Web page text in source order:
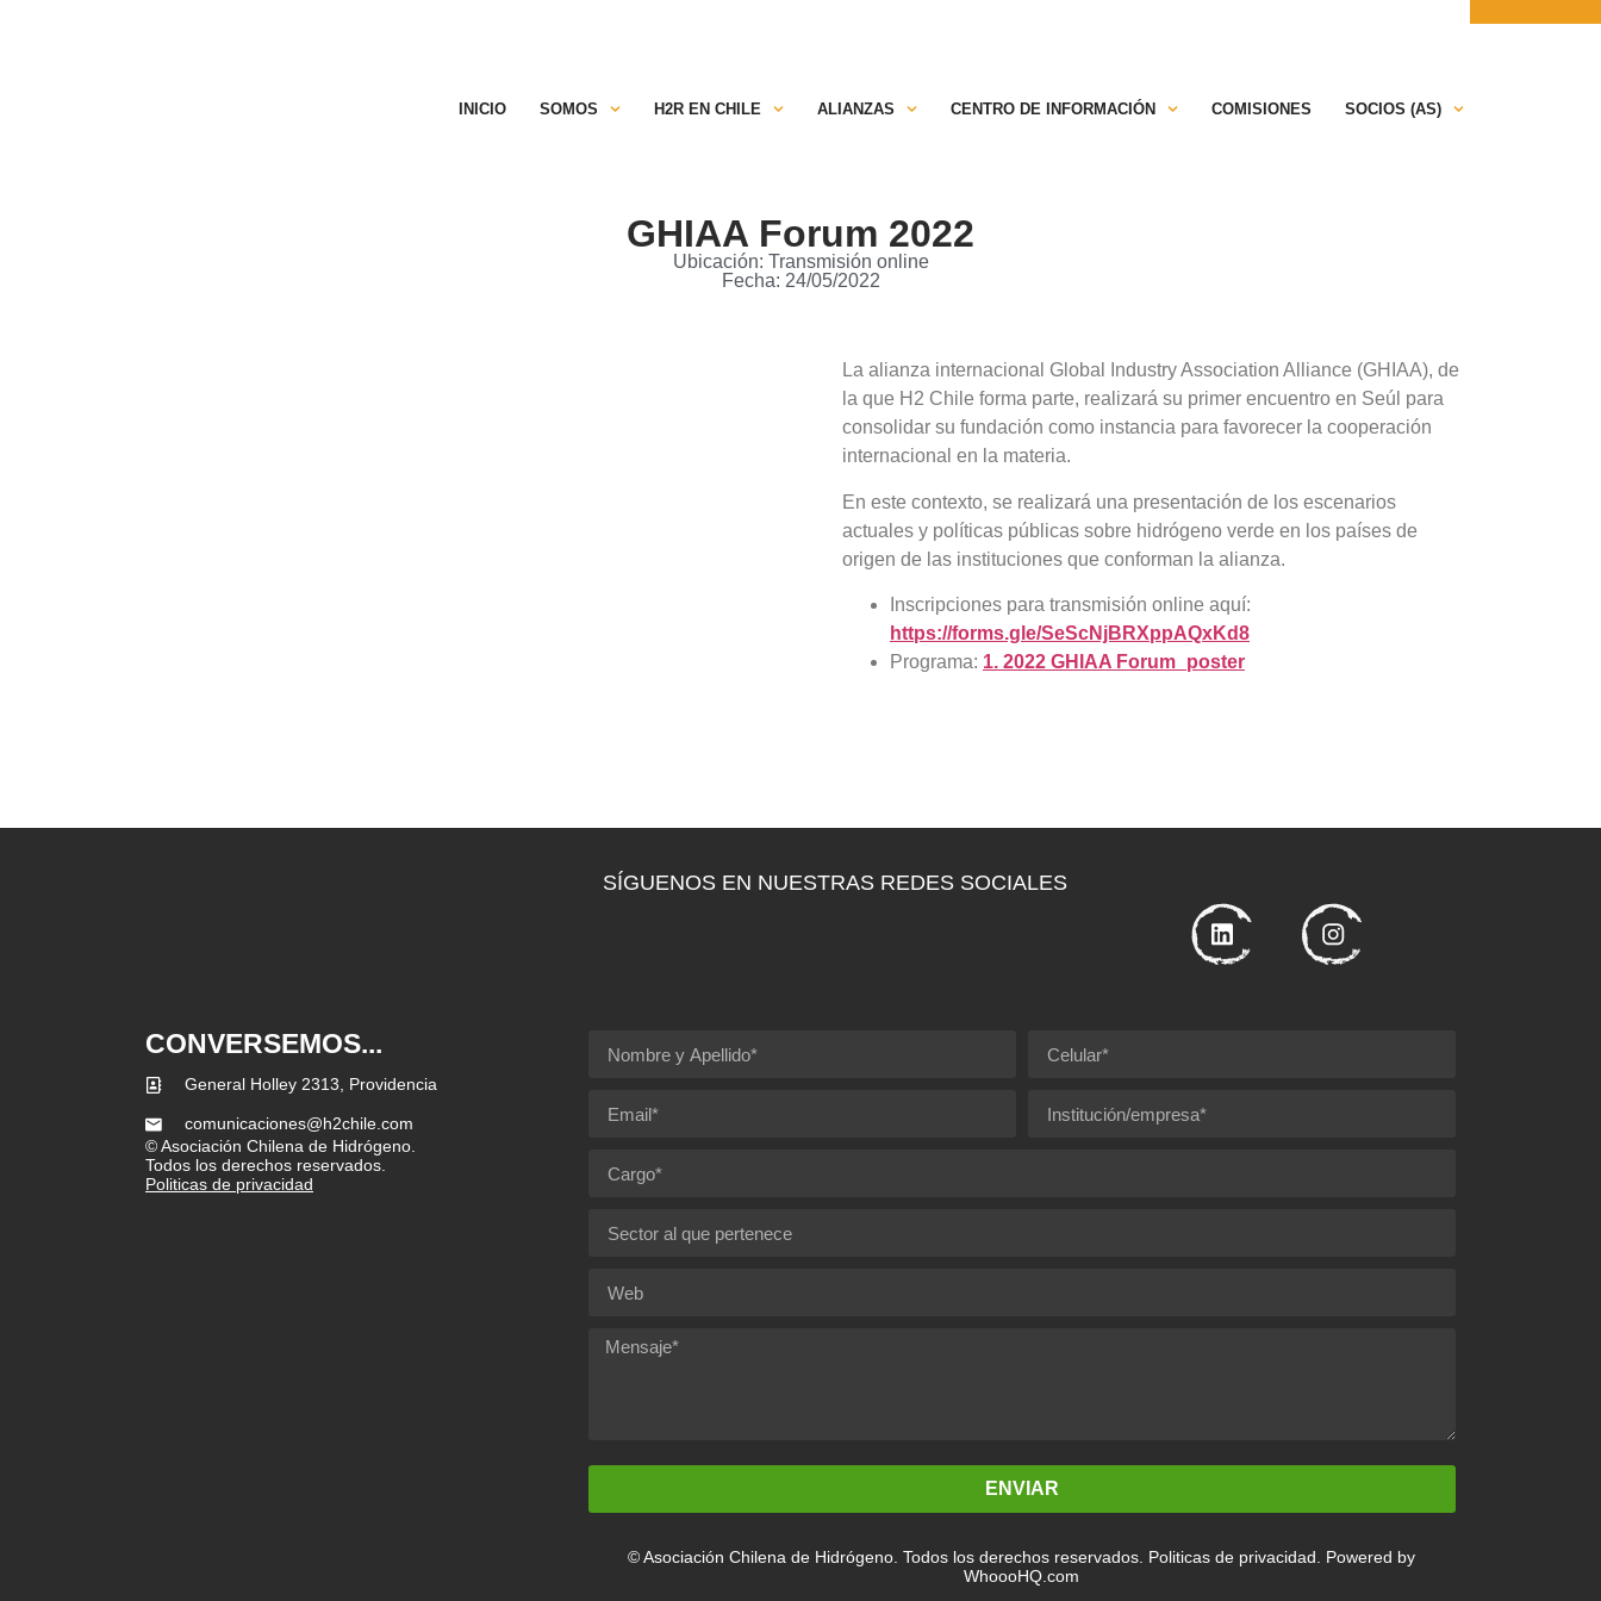
INICIO SOMOS H2R EN CHILE ALIANZAS CENTRO DE INFORMACIÓN COMISIONES SOCIOS (AS)
GHIAA Forum 2022
Ubicación: Transmisión online
Fecha: 24/05/2022
La alianza internacional Global Industry Association Alliance (GHIAA), de
la que H2 Chile forma parte, realizará su primer encuentro en Seúl para
consolidar su fundación como instancia para favorecer la cooperación
internacional en la materia.
En este contexto, se realizará una presentación de los escenarios
actuales y políticas públicas sobre hidrógeno verde en los países de
origen de las instituciones que conforman la alianza.
Inscripciones para transmisión online aquí:
https://forms.gle/SeScNjBRXppAQxKd8
Programa: 1. 2022 GHIAA Forum_poster
SÍGUENOS EN NUESTRAS REDES SOCIALES
CONVERSEMOS...
General Holley 2313, Providencia
comunicaciones@h2chile.com
© Asociación Chilena de Hidrógeno.
Todos los derechos reservados.
Politicas de privacidad
ENVIAR
© Asociación Chilena de Hidrógeno. Todos los derechos reservados. Politicas de privacidad. Powered by
WhoooHQ.com